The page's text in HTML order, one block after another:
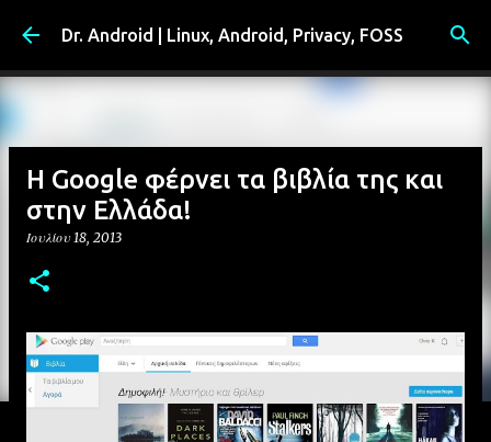
Μετάβαση στο κύριο περιεχόμενο
Dr. Android | Linux, Android, Privacy, FOSS
Η Google φέρνει τα βιβλία της και
στην Ελλάδα!
Ιουλίου 18, 2013